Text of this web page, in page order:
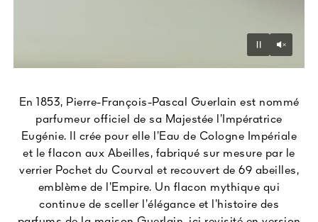
Pause
En 1853, Pierre-François-Pascal Guerlain est nommé
parfumeur officiel de sa Majestée l’Impératrice
Eugénie. Il crée pour elle l’Eau de Cologne Impériale
et le flacon aux Abeilles, fabriqué sur mesure par le
verrier Pochet du Courval et recouvert de 69 abeilles,
emblème de l’Empire. Un flacon mythique qui
continue de sceller l’élégance et l’histoire des